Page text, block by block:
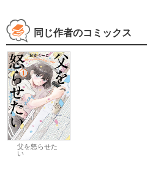
同じ作者のコミックス
父を怒らせた
い